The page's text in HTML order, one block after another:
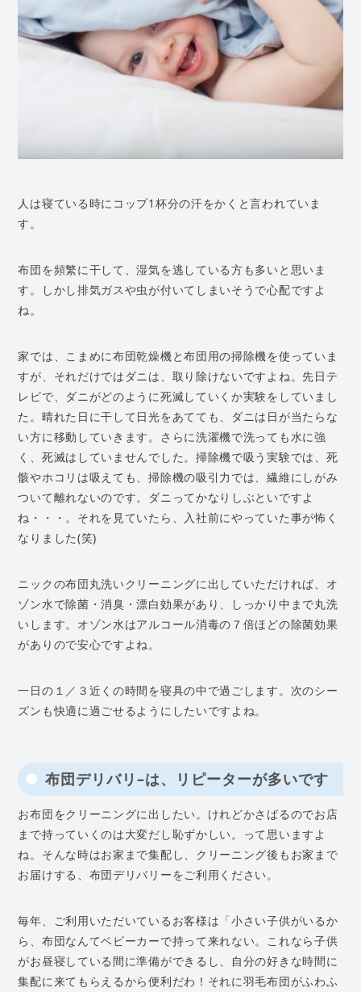
人は寝ている時にコップ1杯分の汗をかくと言われていま
す。
布団を頻繁に干して、湿気を逃している方も多いと思いま
す。しかし排気ガスや虫が付いてしまいそうで心配ですよ
ね。
家では、こまめに布団乾燥機と布団用の掃除機を使っていま
すが、それだけではダニは、取り除けないですよね。先日テ
レビで、ダニがどのように死滅していくか実験をしていまし
た。晴れた日に干して日光をあてても、ダニは日が当たらな
い方に移動していきます。さらに洗濯機で洗っても水に強
く、死滅はしていませんでした。掃除機で吸う実験では、死
骸やホコリは吸えても、掃除機の吸引力では、繊維にしがみ
ついて離れないのです。ダニってかなりしぶといですよ
ね・・・。それを見ていたら、入社前にやっていた事が怖く
なりました(笑)
ニックの布団丸洗いクリーニングに出していただければ、オ
ゾン水で除菌・消臭・漂白効果があり、しっかり中まで丸洗
いします。オゾン水はアルコール消毒の７倍ほどの除菌効果
がありので安心ですよね。
一日の１／３近くの時間を寝具の中で過ごします。次のシー
ズンも快適に過ごせるようにしたいですよね。
布団デリバリ–は、リピーターが多いです
お布団をクリーニングに出したい。けれどかさばるのでお店
まで持っていくのは大変だし恥ずかしい。って思いますよ
ね。そんな時はお家まで集配し、クリーニング後もお家まで
お届けする、布団デリバリーをご利用ください。
毎年、ご利用いただいているお客様は「小さい子供がいるか
ら、布団なんてベビーカーで持って来れない。これなら子供
がお昼寝している間に準備ができるし、自分の好きな時間に
集配に来てもらえるから便利だわ！それに羽毛布団がふわふ